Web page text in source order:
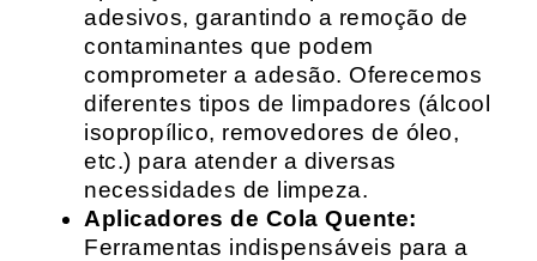
adesivos, garantindo a remoção de
contaminantes que podem
comprometer a adesão. Oferecemos
diferentes tipos de limpadores (álcool
isopropílico, removedores de óleo,
etc.) para atender a diversas
necessidades de limpeza.
Aplicadores de Cola Quente:
Ferramentas indispensáveis para a